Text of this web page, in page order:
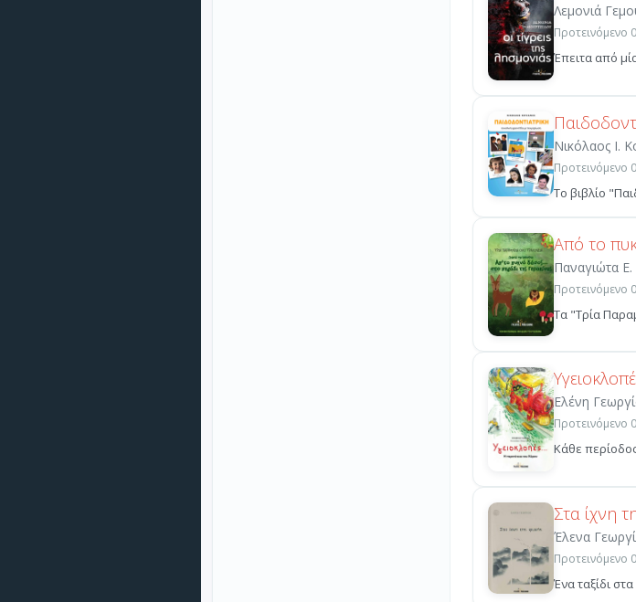
Λεμονιά
Προτεινόμενο
Έπειτα από
Νικόλαος Ι.
Προτεινόμενο
Το βιβλίο
Από το
Παναγιώτα
Προτεινόμενο
Τα "Τρία
Ελένη
Προτεινόμενο
Κάθε
Στα ίχνη
Έλενα
Προτεινόμενο
Ένα ταξίδι